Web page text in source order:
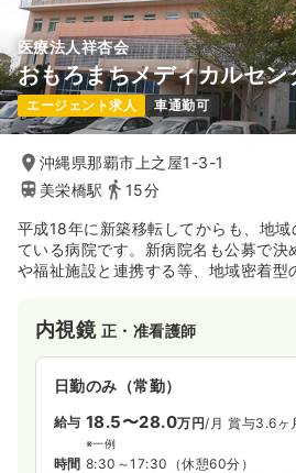
医療法人祥杏会
おもろまちメディカルセン
エージェント求人 車通勤可
沖縄県那覇市上之屋1-3-1
美栄橋駅
15分
平成18年に新築移転してからも、地
ている病院です。新病院名も公募で決
や福祉施設と連携する等、地域密着型
内視鏡 正・准看護師
日勤のみ（常勤）
給与 18.5〜28.0万円/月 賞与3.6ヶ
※一例
時間 8:30～17:30 （休憩60分）